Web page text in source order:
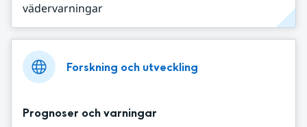
vädervarningar
Forskning och utveckling
Prognoser och varningar